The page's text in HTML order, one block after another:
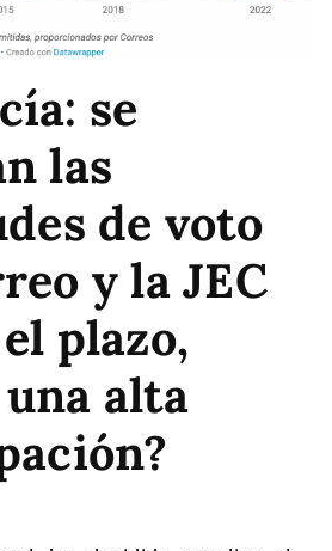
se
las
de voto
y la JEC
plazo,
alta